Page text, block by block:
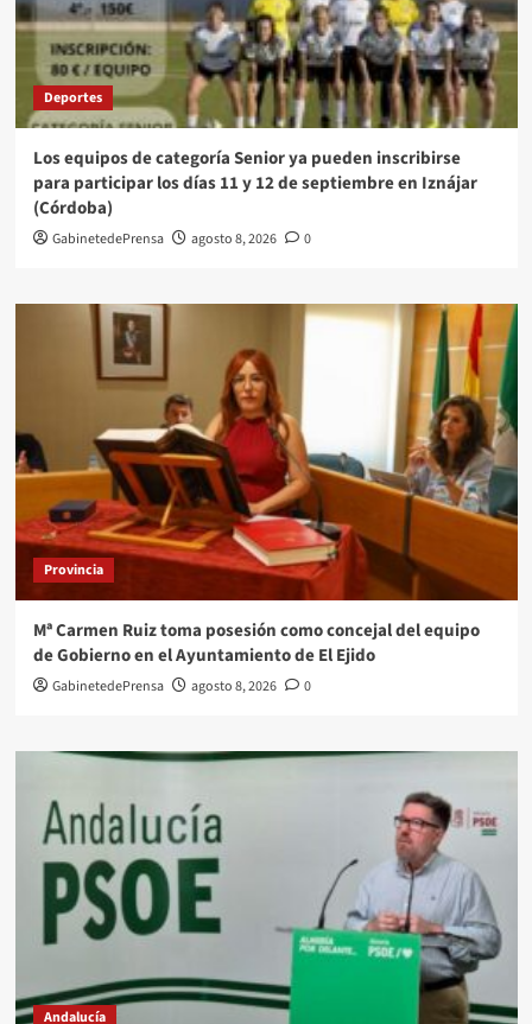
Deportes
Los equipos de categoría Senior ya pueden inscribirse
para participar los días 11 y 12 de septiembre en Iznájar
(Córdoba)
GabinetedePrensa agosto 8, 2026 0
Provincia
Mª Carmen Ruiz toma posesión como concejal del equipo
de Gobierno en el Ayuntamiento de El Ejido
GabinetedePrensa agosto 8, 2026 0
Andalucía